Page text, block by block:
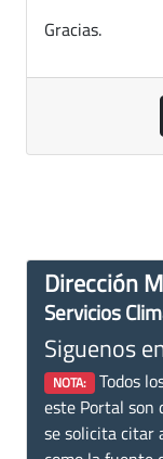
Gracias.
Dirección
Servicios
Siguenos
NOTA: Todos
este Portal son
se solicita citar